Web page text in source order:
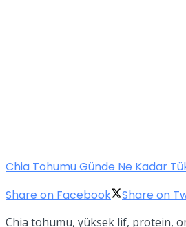
Chia Tohumu Günde Ne Kadar
Share on Facebook
Share on
Chia tohumu, yüksek lif, protein,